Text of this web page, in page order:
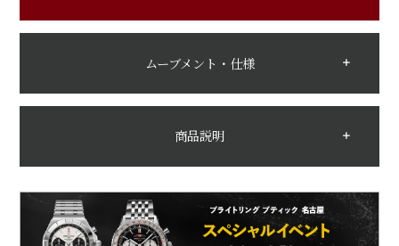
ムーブメント・仕様
商品説明